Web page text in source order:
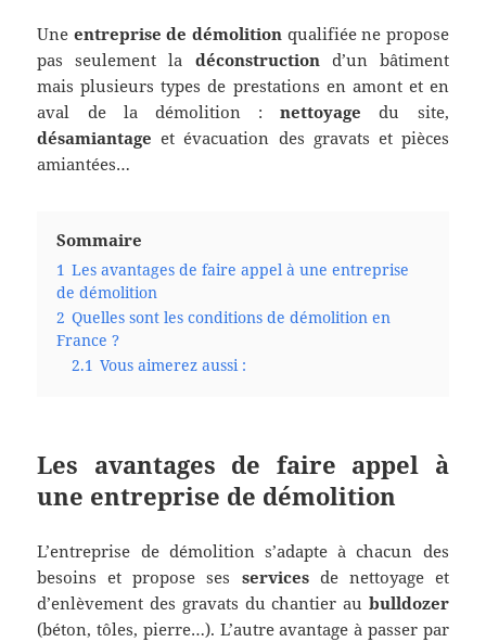
Une entreprise de démolition qualifiée ne propose
pas seulement la déconstructiond’un bâtiment
mais plusieurs types de prestations en amont et en
aval de la démolition :nettoyage du site,
désamiantage et évacuation des gravats et pièces
amiantées…
Sommaire
1 Les avantages de faire appel à une entreprise
de démolition
2 Quelles sont les conditions de démolition en
France ?
2.1 Vous aimerez aussi :
Les avantages de faire appel à
une entreprise de démolition
L’entreprise de démolition s’adapte à chacun des
besoins et propose ses servicesde nettoyage et
d’enlèvement des gravats du chantier au bulldozer
(béton, tôles, pierre…). L’autre avantage à passer par